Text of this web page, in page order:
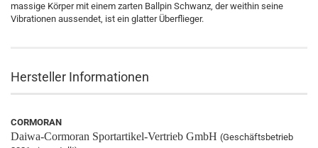
massige Körper mit einem zarten Ballpin Schwanz, der weithin seine
Vibrationen aussendet, ist ein glatter Überflieger.
Hersteller Informationen
CORMORAN
Daiwa-Cormoran Sportartikel-Vertrieb GmbH (Geschäftsbetrieb